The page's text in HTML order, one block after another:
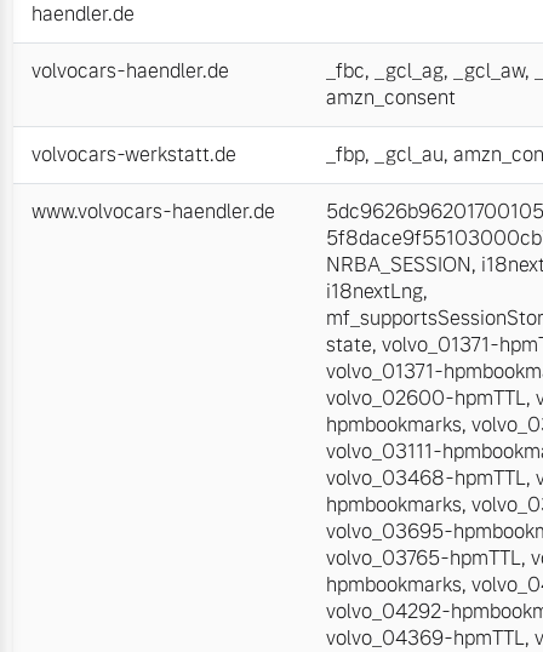
haendler.de
volvocars-haendler.de _fbc, _gcl_ag, _gcl_aw,
amzn_consent
volvocars-werkstatt.de _fbp, _gcl_au,
www.volvocars-haendler.de
NRBA_SESSION,
i18nextLng,
state,volvo_01371-
volvo_01371-
volvo_02600-hpmTTL,
hpmbookmarks,
volvo_03111-
volvo_03468-hpmTTL,
hpmbookmarks,
volvo_03695-
volvo_03765-hpmTTL,
hpmbookmarks,
volvo_04292-
volvo_04369-hpmTTL,